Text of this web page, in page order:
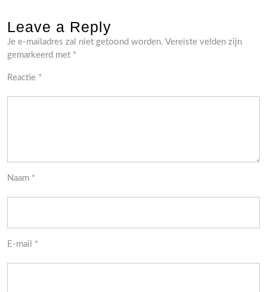
Leave a Reply
Je e-mailadres zal niet getoond worden. Vereiste velden zijn
gemarkeerd met *
Reactie *
Naam *
E-mail *